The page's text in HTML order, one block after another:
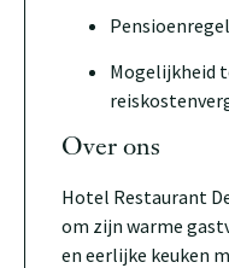
Mogelijkheid
Over ons
Hotel Restaurant
om zijn warme
en eerlijke keuken